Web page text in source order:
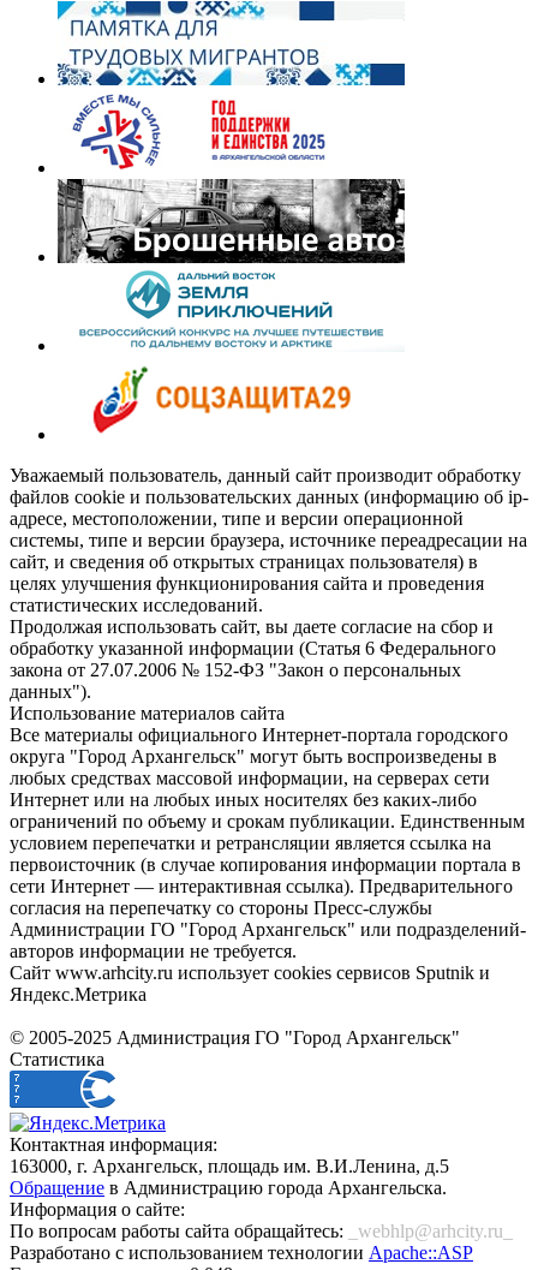
Уважаемый пользователь, данный сайт производит обработку
файлов cookie и пользовательских данных (информацию об ip-
адресе, местоположении, типе и версии операционной
системы, типе и версии браузера, источнике переадресации на
сайт, и сведения об открытых страницах пользователя) в
целях улучшения функционирования сайта и проведения
статистических исследований.
Продолжая использовать сайт, вы даете согласие на сбор и
обработку указанной информации (Статья 6 Федерального
закона от 27.07.2006 № 152-ФЗ "Закон о персональных
данных").
Использование материалов сайта
Все материалы официального Интернет-портала городского
округа "Город Архангельск" могут быть воспроизведены в
любых средствах массовой информации, на серверах сети
Интернет или на любых иных носителях без каких-либо
ограничений по объему и срокам публикации. Единственным
условием перепечатки и ретрансляции является ссылка на
первоисточник (в случае копирования информации портала в
сети Интернет — интерактивная ссылка). Предварительного
согласия на перепечатку со стороны Пресс-службы
Администрации ГО "Город Архангельск" или подразделений-
авторов информации не требуется.
Сайт www.arhcity.ru использует cookies сервисов Sputnik и
Яндекс.Метрика
© 2005-2025 Администрация ГО "Город Архангельск"
Статистика
Контактная информация:
163000, г. Архангельск, площадь им. В.И.Ленина, д.5
Обращение в Администрацию города Архангельска.
Информация о сайте:
По вопросам работы сайта обращайтесь:
_webhlp@arhcity.ru_
Разработано с использованием технологии Apache::ASP